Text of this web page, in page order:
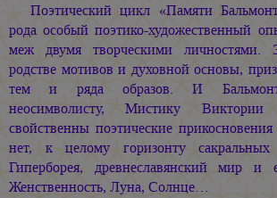
Поэтический цикл «Памяти
рода особый поэтико-художественный
меж двумя творческими личностями.
родстве мотивов и духовной основы,
тем и ряда образов. И
неосимволисту, Мистику Виктории
свойственны поэтические
нет, к целому горизонту
Гиперборея, древнеславянский мир и
Женственность, Луна, Солнце…